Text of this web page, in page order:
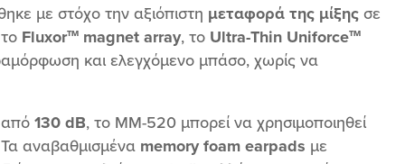
με στόχο την αξιόπιστη μεταφορά της μίξης σε
Fluxor™ magnet array, το Ultra-Thin Uniforce™
και ελεγχόμενο μπάσο, χωρίς να
από130 dB, το MM-520 μπορεί να χρησιμοποιηθεί
αναβαθμισμένα memory foam earpads με